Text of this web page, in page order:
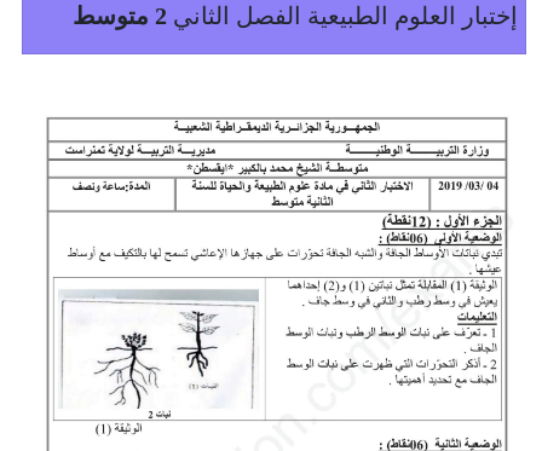
إختبار العلوم الطبيعية الفصل الثاني 2 متوسط